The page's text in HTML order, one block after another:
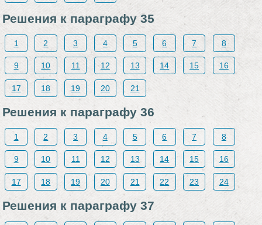
Решения к параграфу 35
1 2 3 4 5 6 7 8
9 10 11 12 13 14 15 16
17 18 19 20 21
Решения к параграфу 36
1 2 3 4 5 6 7 8
9 10 11 12 13 14 15 16
17 18 19 20 21 22 23 24
Решения к параграфу 37